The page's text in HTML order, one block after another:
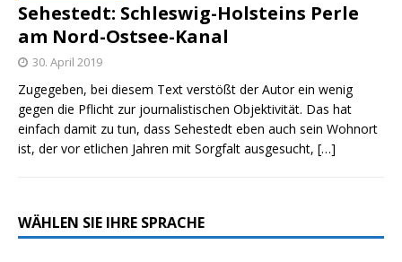
Sehestedt: Schleswig-Holsteins Perle
am Nord-Ostsee-Kanal
30. April 2019
Zugegeben, bei diesem Text verstößt der Autor ein wenig
gegen die Pflicht zur journalistischen Objektivität. Das hat
einfach damit zu tun, dass Sehestedt eben auch sein Wohnort
ist, der vor etlichen Jahren mit Sorgfalt ausgesucht, […]
WÄHLEN SIE IHRE SPRACHE